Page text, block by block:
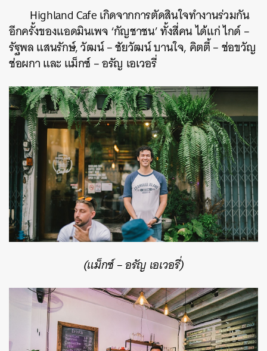
Highland Cafe เกิดจากการตัดสินใจทำงานร่วมกัน
อีกครั้งของแอดมินเพจ ‘กัญชาชน’ ทั้งสี่คน ได้แก่ไกด์ –
รัฐพล แสนรักษ์, วัฒน์ – ชัยวัฒน์ บานใจ, คิตตี้ – ช่อขวัญ
ช่อผกา และ แม็กซ์ – อรัญ เอเวอรี่
(แม็กซ์ –อรัญ เอเวอรี่)